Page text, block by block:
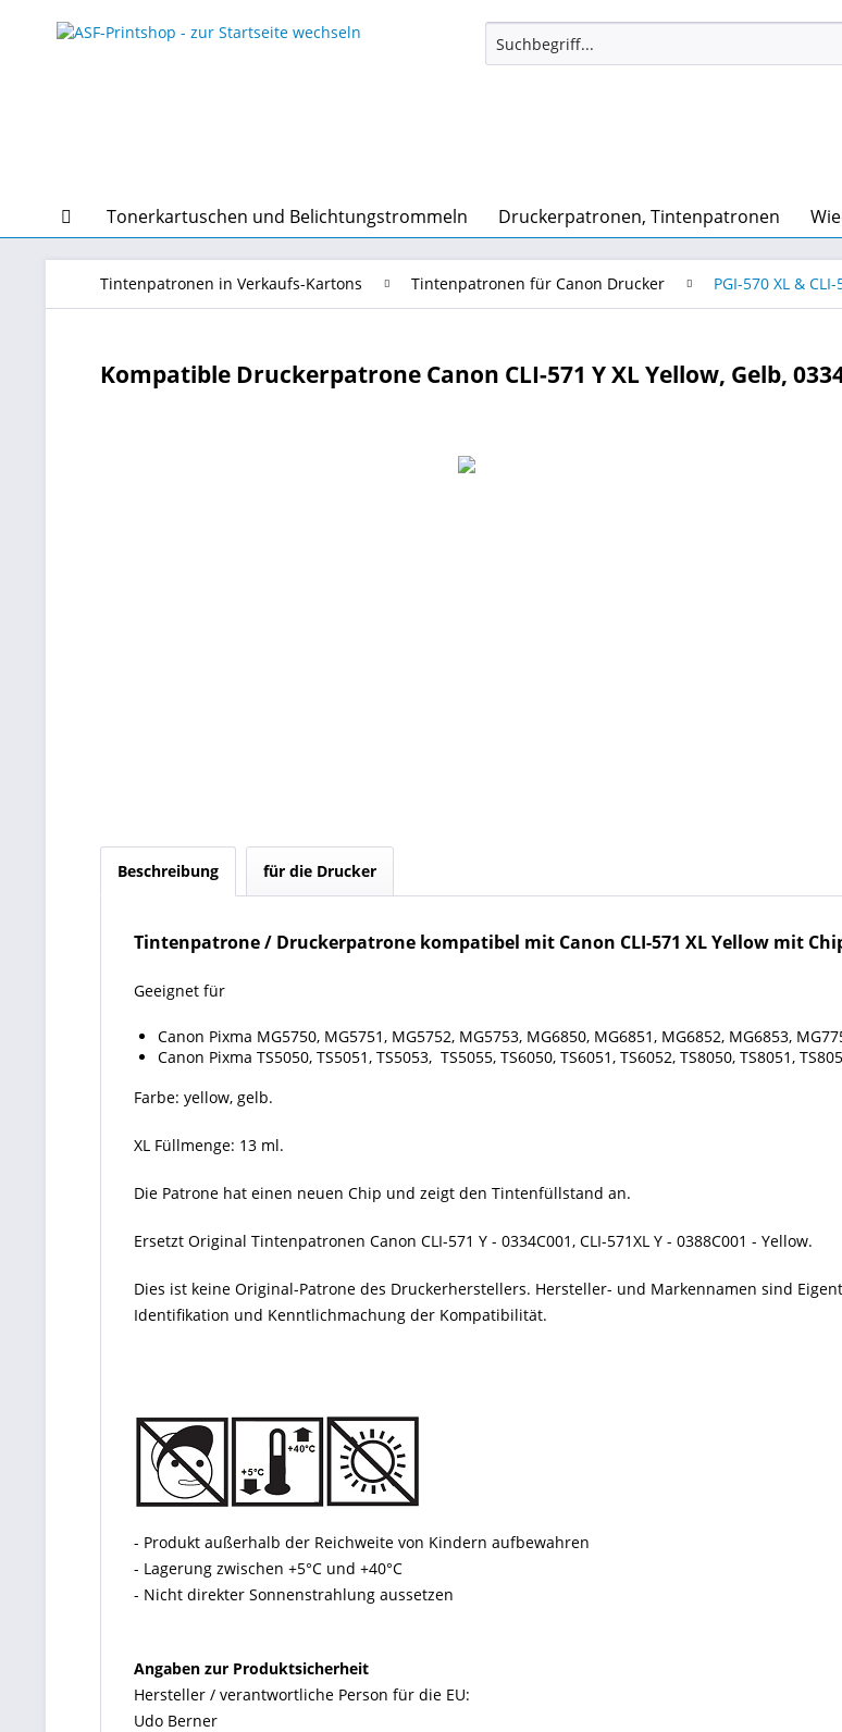
Tonerkartuschen und Belichtungstrommeln Druckerpatronen, Tintenpatronen
Tintenpatronen in Verkaufs-Kartons Tintenpatronen für Canon Drucker PGI-570 XL & CLI-
Kompatible Druckerpatrone Canon CLI-571 Y XL Yellow, Gelb,
Beschreibung für die Drucker
Tintenpatrone / Druckerpatrone kompatibel mit Canon CLI-571 XL Yellow mit
Geeignet für
Canon Pixma MG5750, MG5751, MG5752, MG5753, MG6850, MG6851, MG6852, MG6853,
Canon Pixma TS5050, TS5051, TS5053, TS5055, TS6050, TS6051, TS6052, TS8050, TS8051,
Farbe: yellow, gelb.
XL Füllmenge: 13 ml.
Die Patrone hat einen neuen Chip und zeigt den Tintenfüllstand an.
Ersetzt Original Tintenpatronen Canon CLI-571 Y - 0334C001, CLI-571XL Y - 0388C001 - Yellow.
Dies ist keine Original-Patrone des Druckerherstellers. Hersteller- und Markennamen sind
Identifikation und Kenntlichmachung der Kompatibilität.
- Produkt außerhalb der Reichweite von Kindern aufbewahren
- Lagerung zwischen +5°C und +40°C
- Nicht direkter Sonnenstrahlung aussetzen
Angaben zur Produktsicherheit
Hersteller / verantwortliche Person für die EU:
Udo Berner